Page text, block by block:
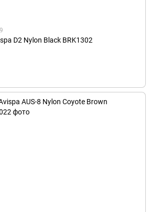
D2 Nylon Black BRK1302